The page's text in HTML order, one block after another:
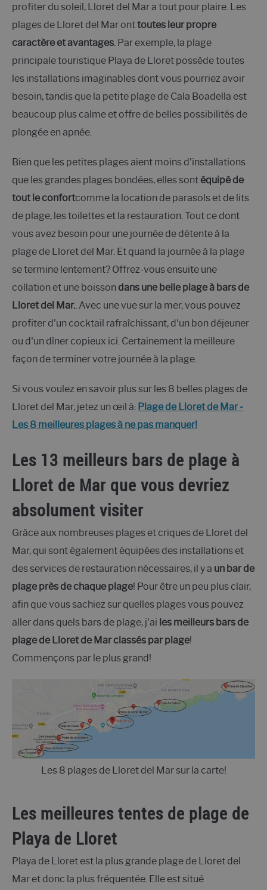
profiter du soleil, Lloret del Mar a tout pour plaire. Les
plages de Lloret del Mar onttoutes leur propre
caractère et avantages . Par exemple, la plage
principale touristique Playa de Lloret possède toutes
les installations imaginables dont vous pourriez avoir
besoin, tandis que la petite plage de Cala Boadella est
beaucoup plus calme et offre de belles possibilités de
plongée en apnée.
Bien que les petites plages aient moins d’installations
que les grandes plages bondées, elles sontéquipé de
tout le confortcomme la location de parasols et de lits
de plage, les toilettes et la restauration. Tout ce dont
vous avez besoin pour une journée de détente à la
plage de Lloret del Mar. Et quand la journée à la plage
se termine lentement? Offrez-vous ensuite une
collation et une boisson dans une belle plage à bars de
Lloret del Mar. . Avec une vue sur la mer, vous pouvez
profiter d'un cocktail rafraîchissant, d'un bon déjeuner
ou d'un dîner copieux ici. Certainement la meilleure
façon de terminer votre journée à la plage.
Si vous voulez en savoir plus sur les 8 belles plages de
Lloret del Mar, jetez un œil à: Plage de Lloret de Mar -
Les 8 meilleures plages à ne pas manquer!
Les 13 meilleurs bars de plage à
Lloret de Mar que vous devriez
absolument visiter
Grâce aux nombreuses plages et criques de Lloret del
Mar, qui sont également équipées des installations et
des services de restauration nécessaires, il y a un bar de
plage près de chaque plage! Pour être un peu plus clair,
afin que vous sachiez sur quelles plages vous pouvez
aller dans quels bars de plage, j'ai les meilleurs bars de
plage de Lloret de Mar classés par plage!
Commençons par le plus grand!
Les 8 plages de Lloret del Mar sur la carte!
Les meilleures tentes de plage de
Playa de Lloret
Playa de Lloret est la plus grande plage de Lloret del
Mar et donc la plus fréquentée. Elle est situé